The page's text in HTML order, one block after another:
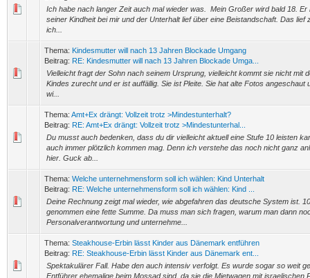
Ich habe nach langer Zeit auch mal wieder was. Mein Großer wird bald 18. Er
seiner Kindheit bei mir und der Unterhalt lief über eine Beistandschaft. Das lief
ich...
Thema: Kindesmutter will nach 13 Jahren Blockade Umgang
Beitrag: RE: Kindesmutter will nach 13 Jahren Blockade Umga...
Vielleicht fragt der Sohn nach seinem Ursprung, vielleicht kommt sie nicht mit
Kindes zurecht und er ist auffällig. Sie ist Pleite. Sie hat alte Fotos angeschaut
wi...
Thema: Amt+Ex drängt: Vollzeit trotz >Mindestunterhalt?
Beitrag: RE: Amt+Ex drängt: Vollzeit trotz >Mindestunterhal...
Du musst auch bedenken, dass du dir vielleicht aktuell eine Stufe 10 leisten
auch immer plötzlich kommen mag. Denn ich verstehe das noch nicht ganz
hier. Guck ab...
Thema: Welche unternehmensform soll ich wählen: Kind Unterhalt
Beitrag: RE: Welche unternehmensform soll ich wählen: Kind ...
Deine Rechnung zeigt mal wieder, wie abgefahren das deutsche System ist.
genommen eine fette Summe. Da muss man sich fragen, warum man dann
Personalverantwortung und unternehme...
Thema: Steakhouse-Erbin lässt Kinder aus Dänemark entführen
Beitrag: RE: Steakhouse-Erbin lässt Kinder aus Dänemark ent...
Spektakulärer Fall. Habe den auch intensiv verfolgt. Es wurde sogar so weit
Entführer ehemalige beim Mossad sind, da sie die Mietwagen mit israelischen